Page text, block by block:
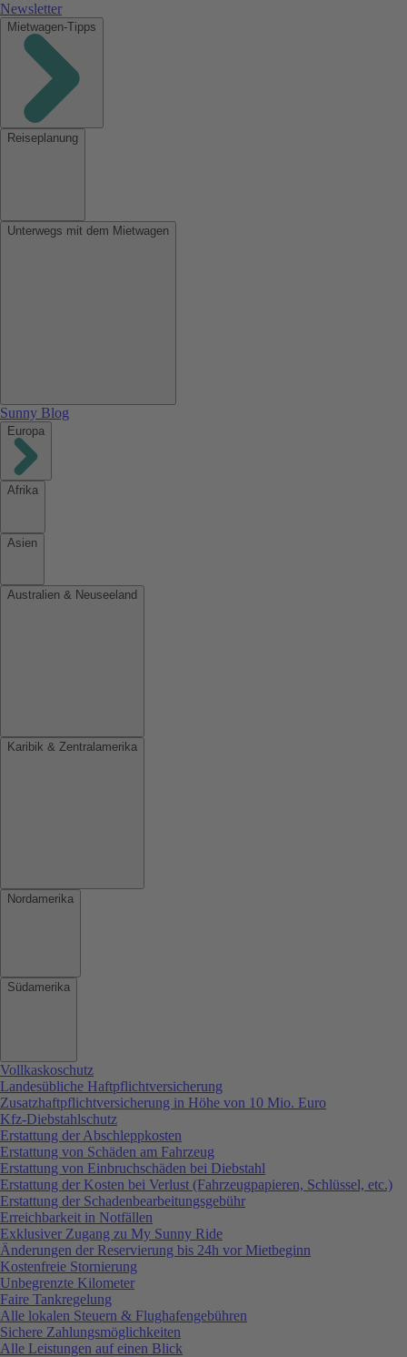
Newsletter
Mietwagen-Tipps
Reiseplanung
Unterwegs mit dem Mietwagen
Sunny Blog
Europa
Afrika
Asien
Australien & Neuseeland
Karibik & Zentralamerika
Nordamerika
Südamerika
Vollkaskoschutz
Landesübliche Haftpflichtversicherung
Zusatzhaftpflichtversicherung in Höhe von 10 Mio. Euro
Kfz-Diebstahlschutz
Erstattung der Abschleppkosten
Erstattung von Schäden am Fahrzeug
Erstattung von Einbruchschäden bei Diebstahl
Erstattung der Kosten bei Verlust (Fahrzeugpapieren, Schlüssel, etc.)
Erstattung der Schadenbearbeitungsgebühr
Erreichbarkeit in Notfällen
Exklusiver Zugang zu My Sunny Ride
Änderungen der Reservierung bis 24h vor Mietbeginn
Kostenfreie Stornierung
Unbegrenzte Kilometer
Faire Tankregelung
Alle lokalen Steuern & Flughafengebühren
Sichere Zahlungsmöglichkeiten
Alle Leistungen auf einen Blick